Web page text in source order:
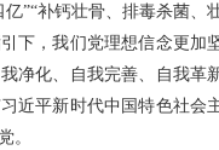
”“补钙壮骨、排毒杀菌
下，我们党理想信念更
净化、自我完善、自我
近平新时代中国特色社
。